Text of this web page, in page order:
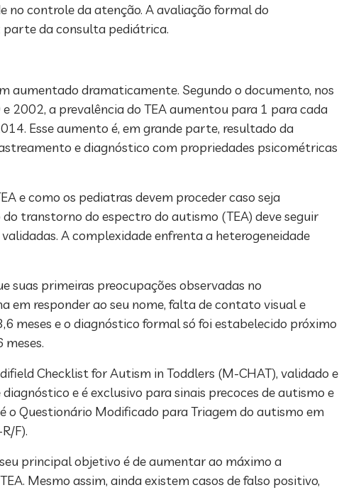
no controle da atenção. A avaliação formal do
parte da consulta pediátrica.
aumentado dramaticamente. Segundo o documento, nos
2002, a prevalência do TEA aumentou para 1 para cada
Esse aumento é, em grande parte, resultado da
e diagnóstico com propriedades psicométricas
e como os pediatras devem proceder caso seja
transtorno do espectro do autismo (TEA) deve seguir
A complexidade enfrenta a heterogeneidade
suas primeiras preocupações observadas no
em responder ao seu nome, falta de contato visual e
meses e o diagnóstico formal só foi estabelecido próximo
Checklist for Autism in Toddlers (M-CHAT), validado e
e é exclusivo para sinais precoces de autismo e
o Questionário Modificado para Triagem do autismo em
F).
principal objetivo é de aumentar ao máximo a
Mesmo assim, ainda existem casos de falso positivo,